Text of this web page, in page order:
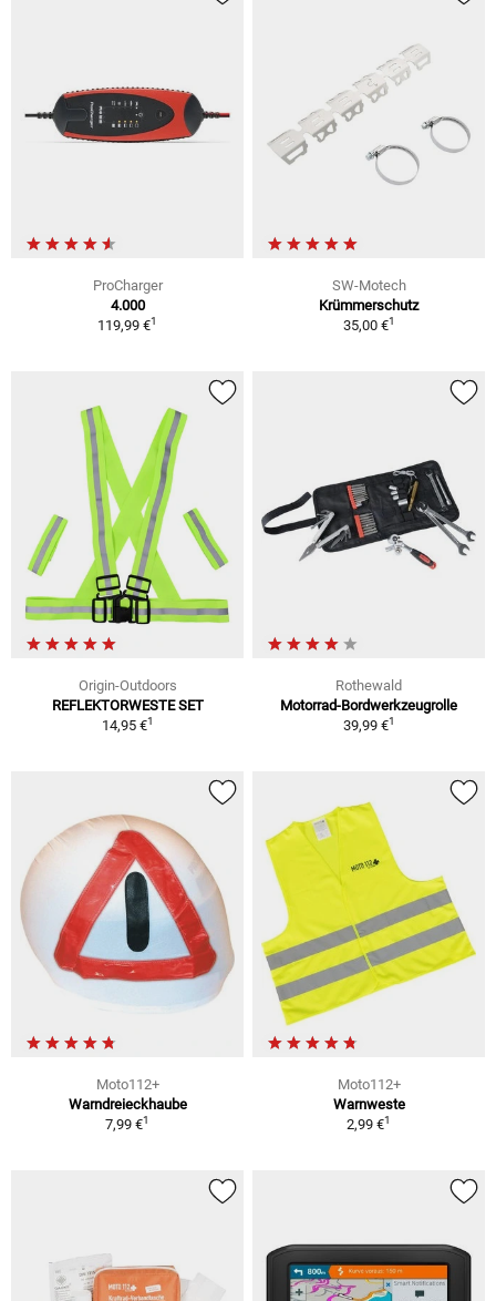
ProCharger
4.000
119,99 €1
SW-Motech
Krümmerschutz
35,00 €1
Origin-Outdoors
REFLEKTORWESTE SET
14,95 €1
Rothewald
Motorrad-Bordwerkzeugrolle
39,99 €1
Moto112+
Warndreieckhaube
7,99 €1
Moto112+
Warnweste
2,99 €1